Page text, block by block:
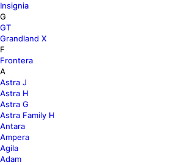
Insignia
G
GT
Grandland X
F
Frontera
A
Astra J
Astra H
Astra G
Astra Family H
Antara
Ampera
Agila
Adam